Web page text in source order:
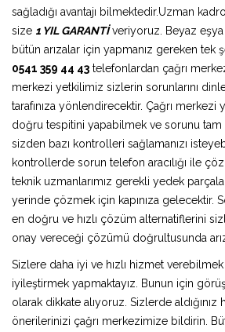
sağladığı avantajı bilmektedir.Uzman
size 1 YIL GARANTİveriyoruz. Beyaz eşya
bütün arızalar için yapmanız gereken tek
0541 359 44 43 telefonlardan çağrı
merkezi yetkilimiz sizlerin sorunlarını
tarafınıza yönlendirecektir. Çağrı merkezi
doğru tespitini yapabilmek ve sorunu tam
sizden bazı kontrolleri sağlamanızı
kontrollerde sorun telefon aracılığı ile
teknik uzmanlarımız gerekli yedek
yerinde çözmek için kapınıza gelecektir.
en doğru ve hızlı çözüm alternatiflerini
onay vereceği çözümü doğrultusunda
Sizlere daha iyi ve hızlı hizmet verebilmek
iyileştirmek yapmaktayız. Bunun için
olarak dikkate alıyoruz. Sizlerde
önerilerinizi çağrı merkezimize bildirin.